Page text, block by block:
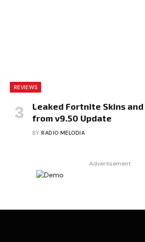
REVIEWS
Leaked Fortnite Skins
from v9.50 Update
BY RADIO MELODIA
Advertisement